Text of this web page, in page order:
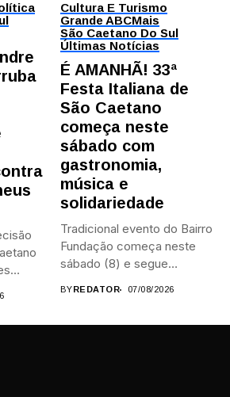
Cultura E Turismo
Grande ABCMais
São Caetano Do Sul
Últimas Notícias
É AMANHÃ! 33ª
Festa Italiana de
São Caetano
começa neste
sábado com
gastronomia,
música e
solidariedade
Tradicional evento do Bairro
Fundação começa neste
sábado (8) e segue
BYREDATOR 07/08/2026